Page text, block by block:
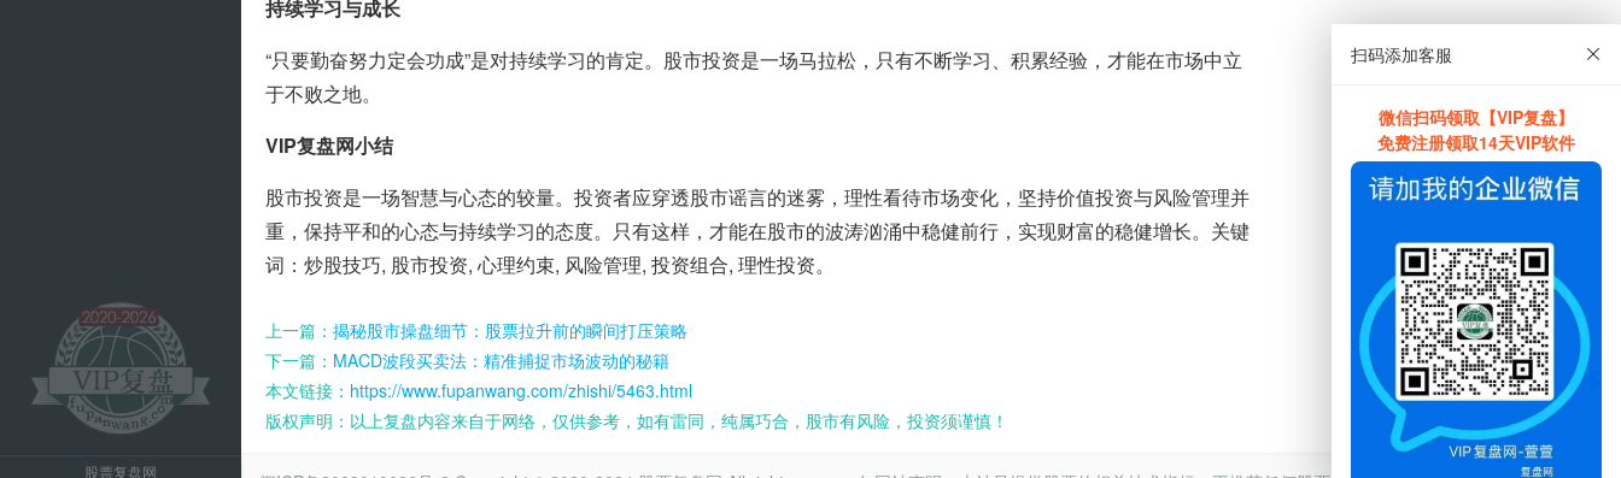
持续学习与成长
“只要勤奋努力定会功成”是对持续学习的肯定。股市投资是一场马拉松，只有不断学习、积累经验，才能在市场中立
于不败之地。
VIP复盘网小结
股市投资是一场智慧与心态的较量。投资者应穿透股市谣言的迷雾，理性看待市场变化，坚持价值投资与风险管理并
重，保持平和的心态与持续学习的态度。只有这样，才能在股市的波涛汹涌中稳健前行，实现财富的稳健增长。关键
词：炒股技巧, 股市投资, 心理约束, 风险管理, 投资组合, 理性投资。
上一篇： 揭秘股市操盘细节：股票拉升前的瞬间打压策略
下一篇： MACD波段买卖法：精准捕捉市场波动的秘籍
本文链接： https://www.fupanwang.com/zhishi/5463.html
版权声明：以上复盘内容来自于网络，仅供参考，如有雷同，纯属巧合，股市有风险，投资须谨慎！
股票复盘网
扫码添加客服
微信扫码领取【VIP复盘】
免费注册领取14天VIP软件